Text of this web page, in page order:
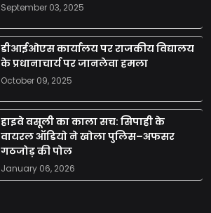
September 03, 2025
डीआईओएस कार्यालय पर राजकीय विद्यालय
के प्रधानाचार्य पर जानलेवा हमला
October 09, 2025
हाइवे वसूली का काला सच: सिपाही के
वायरल ऑडियो ने खोला पुलिस–अफसर
गठजोड़ की पोल
January 06, 2026